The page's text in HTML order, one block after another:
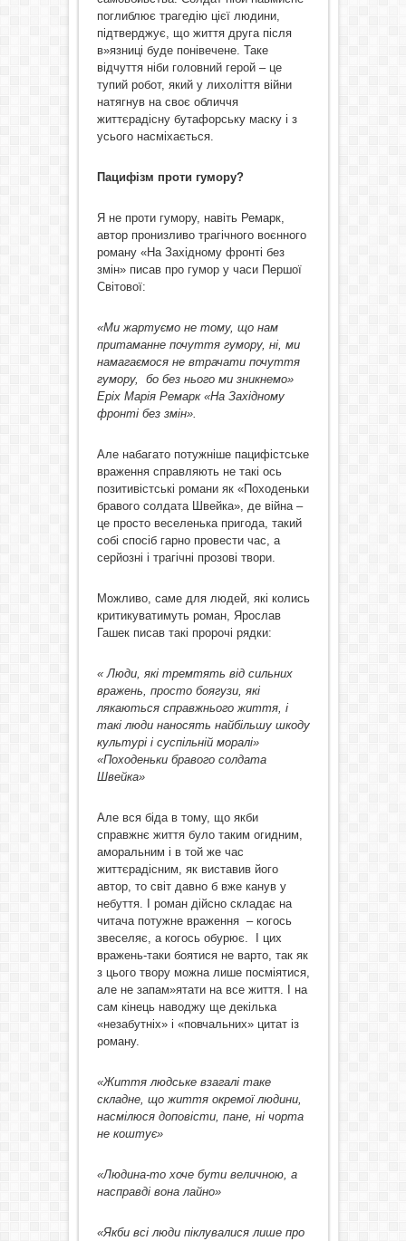
поглиблює трагедію цієї людини,
підтверджує, що життя друга після
в»язниці буде понівечене. Таке
відчуття ніби головний герой – це
тупий робот, який у лихоліття війни
натягнув на своє обличчя
життєрадісну бутафорську маску і з
усього насміхається.
Пацифізм проти гумору?
Я не проти гумору, навіть Ремарк,
автор пронизливо трагічного воєнного
роману «На Західному фронті без
змін» писав про гумор у часи Першої
Світової:
«Ми жартуємо не тому, що нам
притаманне почуття гумору, ні, ми
намагаємося не втрачати почуття
гумору, бо без нього ми зникнемо»
Еріх Марія Ремарк «На Західному
фронті без змін».
Але набагато потужніше пацифістське
враження справляють не такі ось
позитивістські романи як «Походеньки
бравого солдата Швейка», де війна –
це просто веселенька пригода, такий
собі спосіб гарно провести час, а
серйозні і трагічні прозові твори.
Можливо, саме для людей, які колись
критикуватимуть роман, Ярослав
Гашек писав такі пророчі рядки:
« Люди, які тремтять від сильних
вражень, просто боягузи, які
лякаються справжнього життя, і
такі люди наносять найбільшу шкоду
культурі і суспільній моралі»
«Походеньки бравого солдата
Швейка»
Але вся біда в тому, що якби
справжнє життя було таким огидним,
аморальним і в той же час
життєрадісним, як виставив його
автор, то світ давно б вже канув у
небуття. І роман дійсно складає на
читача потужне враження – когось
звеселяє, а когось обурює. І цих
вражень-таки боятися не варто, так як
з цього твору можна лише посміятися,
але не запам»ятати на все життя. І на
сам кінець наводжу ще декілька
«незабутніх» і «повчальних» цитат із
роману.
«Життя людське взагалі таке
складне, що життя окремої людини,
насмілюся доповісти, пане, ні чорта
не коштує»
«Людина-то хоче бути величною, а
насправді вона лайно»
«Якби всі люди піклувалися лише про